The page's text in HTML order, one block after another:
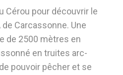
Cérou pour découvrir le
de Carcassonne. Une
de 2500 mètres en
en truites arc-
pouvoir pêcher et se